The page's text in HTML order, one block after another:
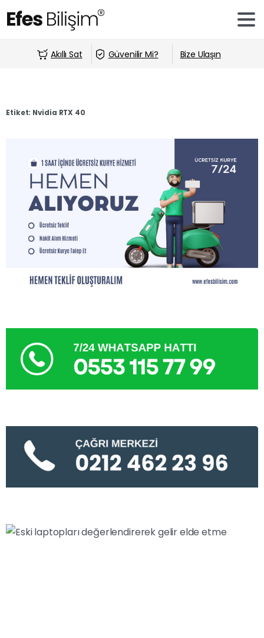
Akıllı Sat Güvenilir Mi? Bize Ulaşın
Etiket: Nvidia RTX 40